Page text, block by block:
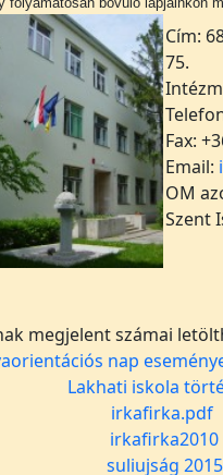
Cím:
75.
Fax:
Email:
OM
Szent
megjelent számai
nap
Lakhati iskola
irkafirka.pdf
irkafirka2010
suliujság 2015